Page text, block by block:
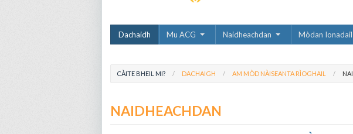
Dachaidh Mu ACG Naidheachdan Mòdan Ionadail
CÀITE BHEIL MI? DACHAIGH AM MÒD NÀISEANTA RÌOGHAIL
NAIDHEACHDAN